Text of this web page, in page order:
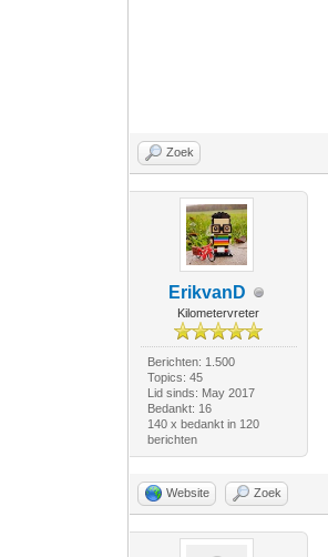
Zoek
ErikvanD
Kilometervreter
Berichten: 1.500
Topics: 45
Lid sinds: May 2017
Bedankt: 16
140 x bedankt in 120
berichten
Website Zoek